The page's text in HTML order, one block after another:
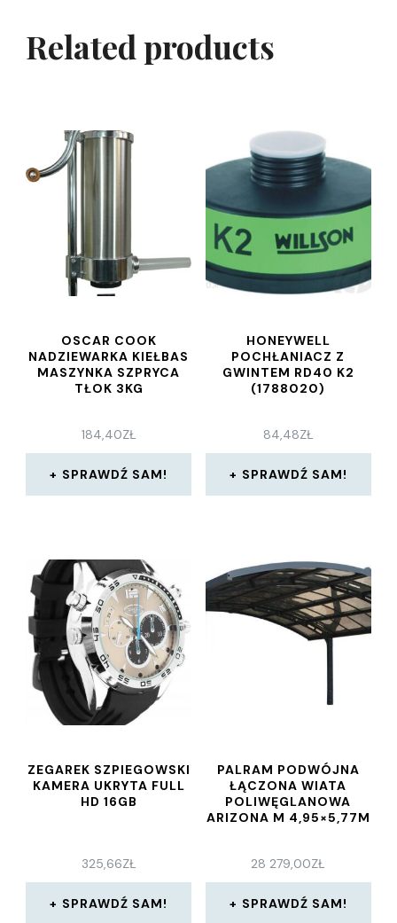
Related products
OSCAR COOK
NADZIEWARKA KIEŁBAS
MASZYNKA SZPRYCA
TŁOK 3KG
184,40ZŁ
SPRAWDŹ SAM!
HONEYWELL
POCHŁANIACZ Z
GWINTEM RD40 K2
(1788020)
84,48ZŁ
SPRAWDŹ SAM!
ZEGAREK SZPIEGOWSKI
KAMERA UKRYTA FULL
HD 16GB
325,66ZŁ
SPRAWDŹ SAM!
PALRAM PODWÓJNA
ŁĄCZONA WIATA
POLIWĘGLANOWA
ARIZONA M 4,95×5,77M
28 279,00ZŁ
SPRAWDŹ SAM!